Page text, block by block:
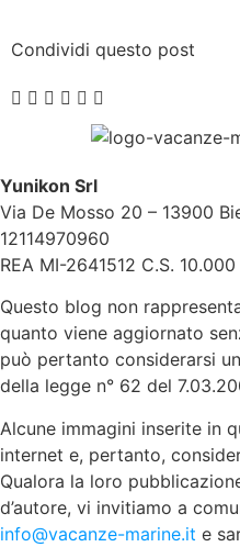
Condividi questo post
Yunikon Srl
Via De Mosso 20 – 13900
12114970960
REA MI-2641512 C.S. 10.000
Questo blog non
quanto viene aggiornato
può pertanto considerarsi
della legge n° 62 del
Alcune immagini inserite in
internet e, pertanto,
Qualora la loro
d’autore, vi invitiamo a
info@vacanze-marine.it e